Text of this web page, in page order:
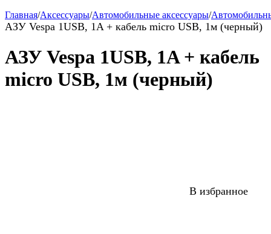
Главная/Аксессуары/Автомобильные аксессуары/
АЗУ Vespa 1USB, 1A + кабель micro USB, 1м (черный)
АЗУ Vespa 1USB, 1A + кабель
micro USB, 1м (черный)
В избранное